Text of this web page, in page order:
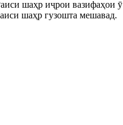
шаҳр иҷрои
шаҳр гузошта мешавад.